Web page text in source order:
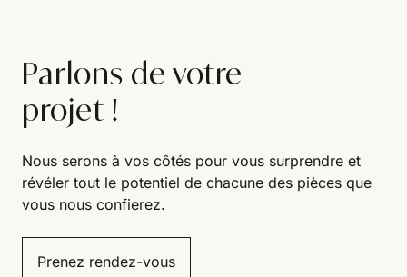
Parlons de votre
projet !
Nous serons à vos côtés pour vous surprendre et
révéler tout le potentiel de chacune des pièces que
vous nous confierez.
Prenez rendez-vous